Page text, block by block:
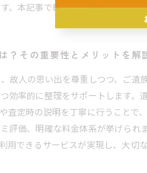
。本記事で紹介した配慮と選び方
？その重要性とメリットを解
故人の思い出を尊重しつつ、ご
効率的に整理をサポートします
査定時の説明を丁寧に行うこと
評価、明確な料金体系が挙げら
用できるサービスが実現し、大切